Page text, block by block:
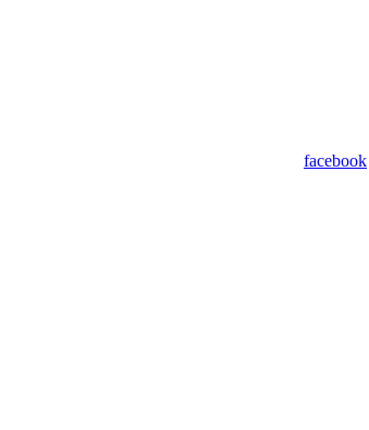
facebook